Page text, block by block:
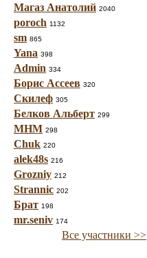
Магаз Анатолий 2040
poroch 1132
sm 865
Yana 398
Admin 334
Борис Ассеев 320
Скилеф 305
Белков Альберт 299
МНМ 298
Chuk 220
alek48s 216
Grozniy 212
Strannic 202
Брат 198
mr.seniv 174
Все участники >>